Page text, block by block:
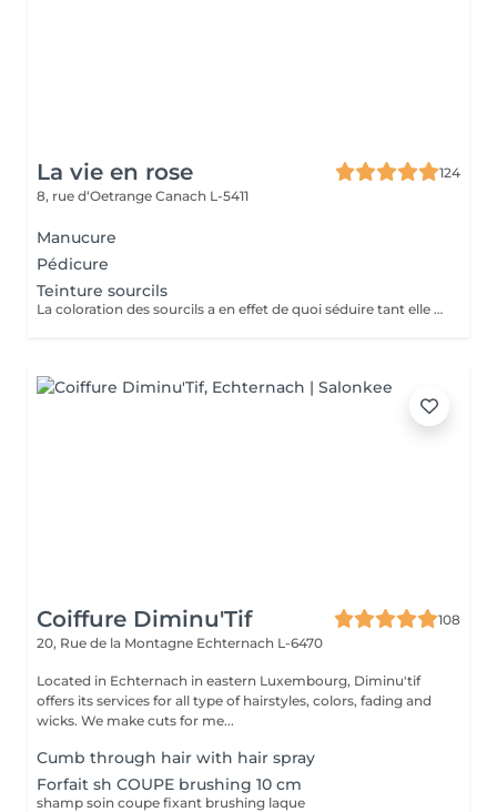
La vie en rose
124
8, rue d‘Oetrange Canach L-5411
Manucure
Pédicure
Teinture sourcils
La coloration des sourcils a en effet de quoi séduire tant elle met les yeux en valeur : elle permet, avec un temps de pose très court, de définir une jolie ligne et de créer une impression de sourcils fournis, à la couleur intense, le tout pour une tenue d'environ trois semaines.
Coiffure Diminu'Tif
108
20, Rue de la Montagne Echternach L-6470
Located in Echternach in eastern Luxembourg, Diminu'tif
offers its services for all type of hairstyles, colors, fading and
wicks. We make cuts for me...
Cumb through hair with hair spray
Forfait sh COUPE brushing 10 cm
shamp soin coupe fixant brushing laque